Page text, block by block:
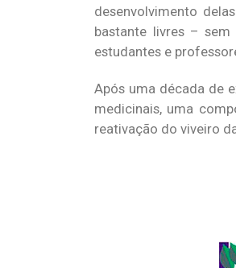
desenvolvimento
bastante livres –
estudantes e
Após uma década de
medicinais, uma
reativação do viveiro